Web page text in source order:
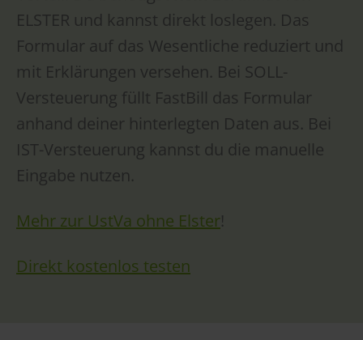
ELSTER und kannst direkt loslegen. Das
Formular auf das Wesentliche reduziert und
mit Erklärungen versehen. Bei SOLL-
Versteuerung füllt FastBill das Formular
anhand deiner hinterlegten Daten aus. Bei
IST-Versteuerung kannst du die manuelle
Eingabe nutzen.
Mehr zur UstVa ohne Elster!
Direkt kostenlos testen